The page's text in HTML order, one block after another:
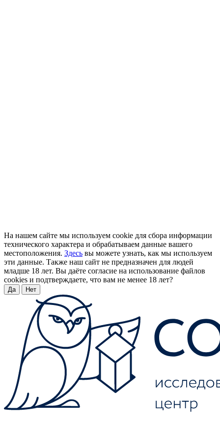
На нашем сайте мы используем cookie для сбора информации
технического характера и обрабатываем данные вашего
местоположения. Здесь вы можете узнать, как мы используем
эти данные. Также наш сайт не предназначен для людей
младше 18 лет. Вы даёте согласие на использование файлов
cookies и подтверждаете, что вам не менее 18 лет?
Да Нет